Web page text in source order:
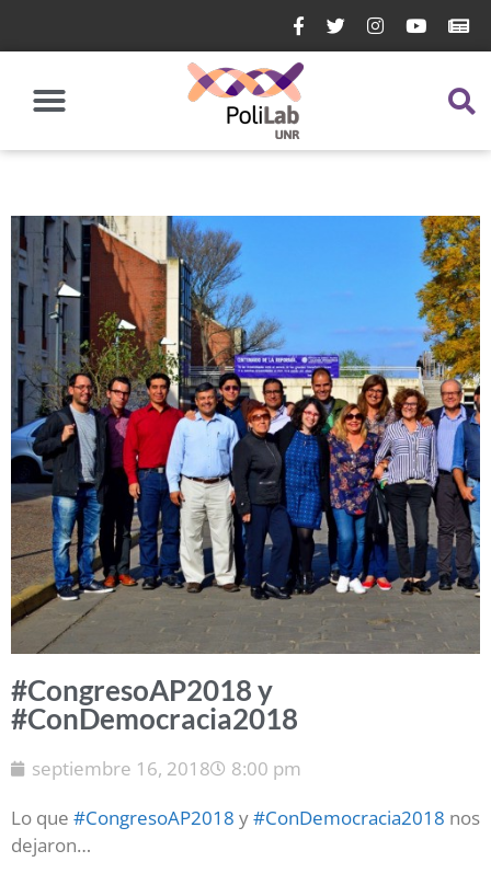
#CongresoAP2018 y
#ConDemocracia2018
septiembre 16, 2018
8:00 pm
Lo que #CongresoAP2018 y#ConDemocracia2018 nos
dejaron…